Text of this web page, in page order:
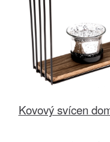
Kovový svícen